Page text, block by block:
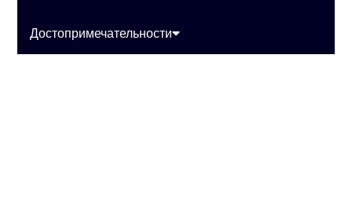
Достопримечательности